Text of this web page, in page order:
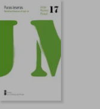
45%
dcto.